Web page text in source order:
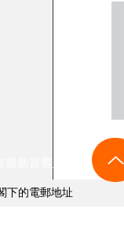
最新音響及優惠資訊！